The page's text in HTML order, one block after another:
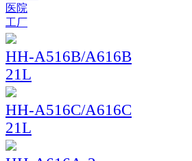
医院
工厂
HH-A516B/A616B
21L
HH-A516C/A616C
21L